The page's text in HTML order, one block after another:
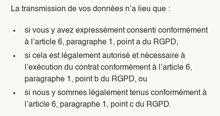
La transmission de vos données n’a lieu que :
si vous y avez expressément consenti conformément
à l’article 6, paragraphe 1, point a du RGPD,
si cela est légalement autorisé et nécessaire à
l’exécution du contrat conformément à l’article 6,
paragraphe 1, point b du RGPD, ou
si nous y sommes légalement tenus conformément à
l’article 6, paragraphe 1, point c du RGPD.